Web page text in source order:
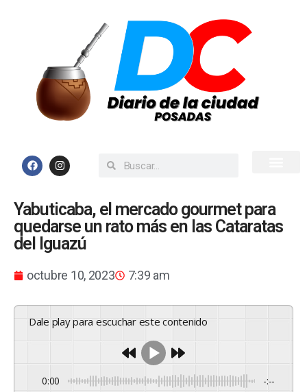
Yabuticaba, el mercado gourmet para
quedarse un rato más en las Cataratas
del Iguazú
octubre 10, 2023 7:39 am
Dale play para escuchar este contenido
0:00 -:--